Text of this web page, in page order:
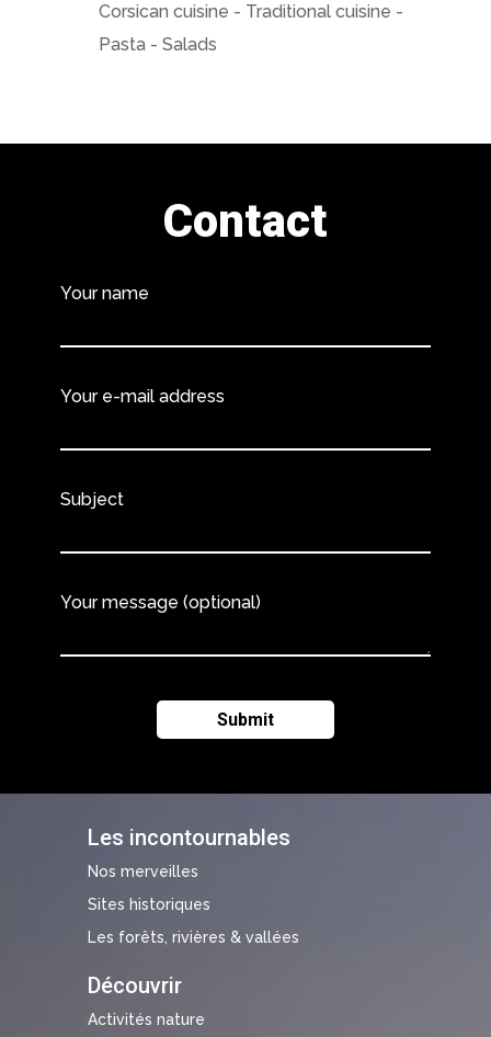
Corsican cuisine - Traditional cuisine -
Pasta - Salads
Les incontournables
Nos merveilles
Sites historiques
Les forêts, rivières & vallées
Découvrir
Activités nature
Contact
Your name
Your e-mail address
Subject
Your message (optional)